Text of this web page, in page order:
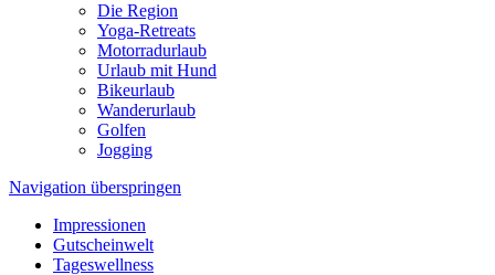
Die Region
Yoga-Retreats
Motorradurlaub
Urlaub mit Hund
Bikeurlaub
Wanderurlaub
Golfen
Jogging
Navigation überspringen
Impressionen
Gutscheinwelt
Tageswellness